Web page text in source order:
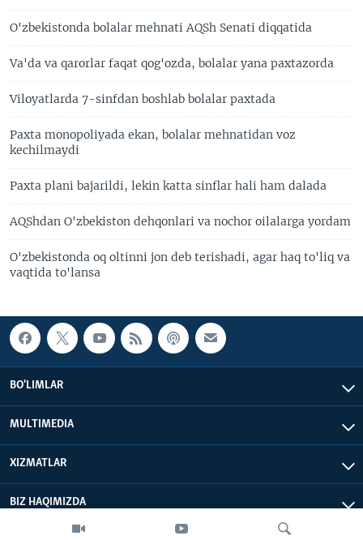
O'zbekistonda bolalar mehnati AQSh Senati diqqatida
Va'da va qarorlar faqat qog'ozda, bolalar yana paxtazorda
Viloyatlarda 7-sinfdan boshlab bolalar paxtada
Paxta monopoliyada ekan, bolalar mehnatidan voz
kechilmaydi
Paxta plani bajarildi, lekin katta sinflar hali ham dalada
AQShdan O'zbekiston dehqonlari va nochor oilalarga yordam
O'zbekistonda oq oltinni jon deb terishadi, agar haq to'liq va
vaqtida to'lansa
BO'LIMLAR
MULTIMEDIA
XIZMATLAR
BIZ HAQIMIZDA